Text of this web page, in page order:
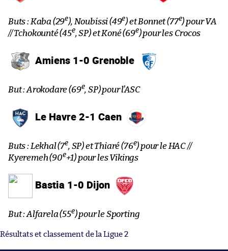
Buts : Kaba (29e), Noubissi (49e) et Bonnet (77e) pour VA
// Tchokounté (45e, SP) et Koné (69e) pour les Crocos
Amiens 1-0 Grenoble
But : Arokodare (69e, SP) pour l’ASC
Le Havre 2-1 Caen
Buts : Lekhal (7e, SP) et Thiaré (76e) pour le HAC //
Kyeremeh (90e+1) pour les Vikings
Bastia 1-0 Dijon
But : Alfarela (55e) pour le Sporting
Résultats et classement de la Ligue 2